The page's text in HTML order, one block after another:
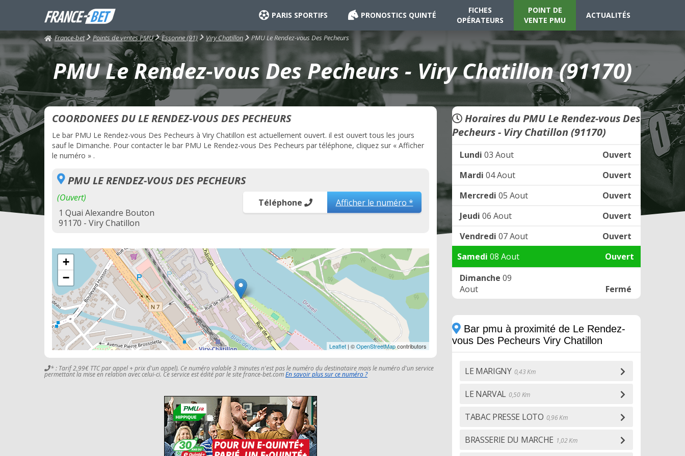
PARIS SPORTIFS PRONOSTICS QUINTÉ
FICHES
OPÉRATEURS
POINT DE
VENTE PMU
ACTUALITÉS
France-bet Points de ventes PMU Essonne (91) Viry Chatillon PMU Le Rendez-vous Des Pecheurs
PMU Le Rendez-vous Des Pecheurs - Viry Chatillon (91170)
COORDONEES DU LE RENDEZ-VOUS DES PECHEURS
Le bar PMU Le Rendez-vous Des Pecheurs à Viry Chatillon est actuellement ouvert. il est ouvert tous les jours
sauf le Dimanche. Pour contacter le bar PMU Le Rendez-vous Des Pecheurs par téléphone, cliquez sur « Afficher
le numéro » .
PMU LE RENDEZ-VOUS DES PECHEURS
(Ouvert)
1 Quai Alexandre Bouton
91170 - Viry Chatillon
Téléphone Afficher le numéro *
+
−
Leaflet | ©OpenStreetMapcontributors
* : Tarif 2,99€ TTC par appel + prix d'un appel). Ce numéro valable 3 minutes n'est pas le numéro du destinataire mais le numéro d'un service
permettant la mise en relation avec celui-ci. Ce service est édité par le site france-bet.comEn savoir plus sur ce numéro ?
Horaires du PMU Le Rendez-vous Des
Pecheurs - Viry Chatillon (91170)
Lundi 03 Aout
Ouvert
Mardi 04 Aout
Ouvert
Mercredi 05 Aout
Ouvert
Jeudi 06 Aout
Ouvert
Vendredi 07 Aout
Ouvert
Samedi 08 Aout
Ouvert
Dimanche 09
Aout
Fermé
Bar pmu à proximité de Le Rendez-
vous Des Pecheurs Viry Chatillon
LE MARIGNY 0,43 Km
LE NARVAL 0,50 Km
TABAC PRESSE LOTO 0,96 Km
BRASSERIE DU MARCHE 1,02 Km